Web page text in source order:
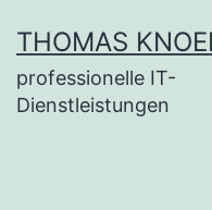
Inhalt
springen
THOMAS
professionelle IT-
Dienstleistungen